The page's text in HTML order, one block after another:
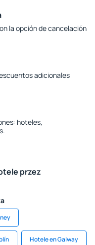
la opción de cancelación
adicionales
hoteles,
przez
Hotele en Galway